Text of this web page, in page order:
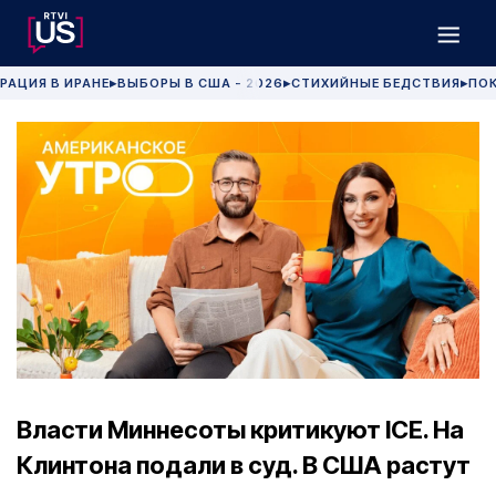
В ИРАНЕ▶ВЫБОРЫ В США - 2026 ▶СТИХИЙНЫЕ БЕДСТВИЯ▶
Власти Миннесоты критикуют ICE. На
Клинтона подали в суд. В США растут